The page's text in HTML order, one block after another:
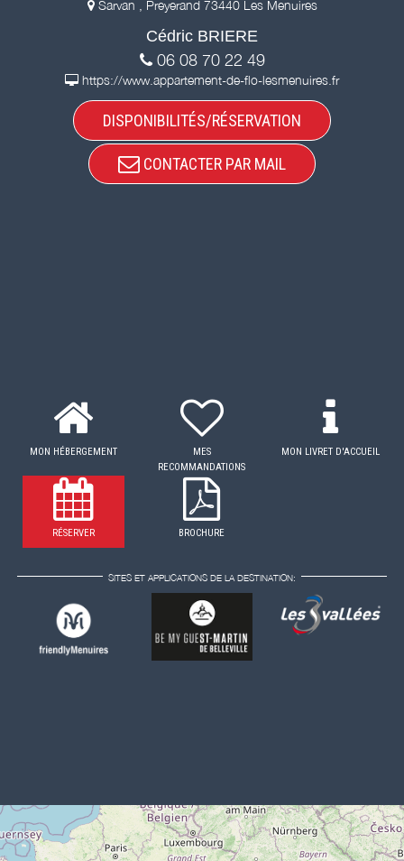
Sarvan , Preyerand 73440 Les Menuires
Cédric BRIERE
06 08 70 22 49
https://www.appartement-de-flo-lesmenuires.fr
DISPONIBILITÉS/RÉSERVATION
CONTACTER PAR MAIL
MON HÉBERGEMENT
MES
RECOMMANDATIONS
MON LIVRET D'ACCUEIL
RÉSERVER BROCHURE
SITES ET APPLICATIONS DE LA DESTINATION: